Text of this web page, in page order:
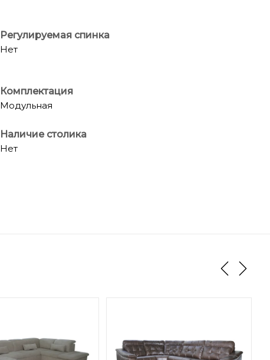
Регулируемая спинка
Нет
Комплектация
Модульная
Наличие столика
Нет